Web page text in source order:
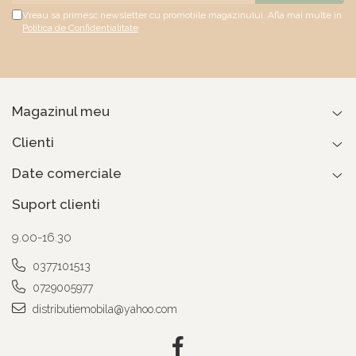
Vreau sa primesc newsletter cu promotiile magazinului. Afla mai multe in
Politica de Confidentialitate
Magazinul meu
Clienti
Date comerciale
Suport clienti
9.00-16.30
0377101513
0729005977
distributiemobila@yahoo.com